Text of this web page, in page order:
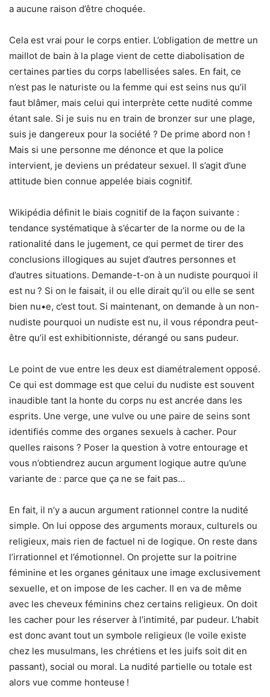
a aucune raison d’être choquée.
Cela est vrai pour le corps entier. L’obligation de mettre un
maillot de bain à la plage vient de cette diabolisation de
certaines parties du corps labellisées sales. En fait, ce
n’est pas le naturiste ou la femme qui est seins nus qu’il
faut blâmer, mais celui qui interprète cette nudité comme
étant sale. Si je suis nu en train de bronzer sur une plage,
suis je dangereux pour la société ? De prime abord non !
Mais si une personne me dénonce et que la police
intervient, je deviens un prédateur sexuel. Il s’agit d’une
attitude bien connue appelée biais cognitif.
Wikipédia définit le biais cognitif de la façon suivante :
tendance systématique à s’écarter de la norme ou de la
rationalité dans le jugement, ce qui permet de tirer des
conclusions illogiques au sujet d’autres personnes et
d’autres situations. Demande-t-on à un nudiste pourquoi il
est nu ? Si on le faisait, il ou elle dirait qu’il ou elle se sent
bien nu•e, c’est tout. Si maintenant, on demande à un non-
nudiste pourquoi un nudiste est nu, il vous répondra peut-
être qu’il est exhibitionniste, dérangé ou sans pudeur.
Le point de vue entre les deux est diamétralement opposé.
Ce qui est dommage est que celui du nudiste est souvent
inaudible tant la honte du corps nu est ancrée dans les
esprits. Une verge, une vulve ou une paire de seins sont
identifiés comme des organes sexuels à cacher. Pour
quelles raisons ? Poser la question à votre entourage et
vous n’obtiendrez aucun argument logique autre qu’une
variante de : parce que ça ne se fait pas…
En fait, il n’y a aucun argument rationnel contre la nudité
simple. On lui oppose des arguments moraux, culturels ou
religieux, mais rien de factuel ni de logique. On reste dans
l’irrationnel et l’émotionnel. On projette sur la poitrine
féminine et les organes génitaux une image exclusivement
sexuelle, et on impose de les cacher. Il en va de même
avec les cheveux féminins chez certains religieux. On doit
les cacher pour les réserver à l’intimité, par pudeur. L’habit
est donc avant tout un symbole religieux (le voile existe
chez les musulmans, les chrétiens et les juifs soit dit en
passant), social ou moral. La nudité partielle ou totale est
alors vue comme honteuse !